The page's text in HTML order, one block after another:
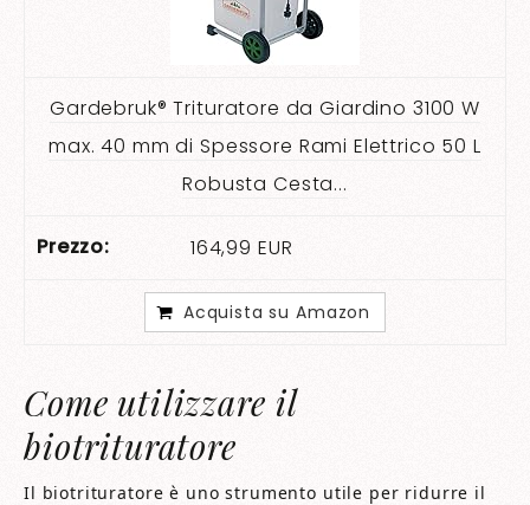
Gardebruk® Trituratore da Giardino 3100 W
max. 40 mm di Spessore Rami Elettrico 50 L
Robusta Cesta...
164,99 EUR
Acquista su Amazon
Come utilizzare il
biotrituratore
Il biotrituratore è uno strumento utile per ridurre il